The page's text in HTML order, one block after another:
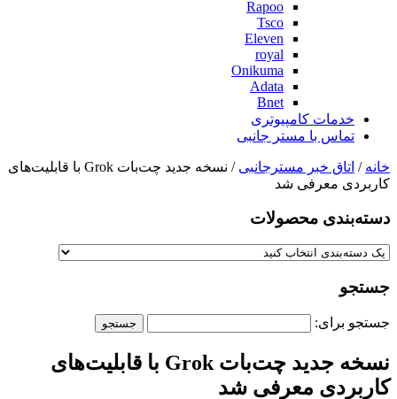
Rapoo
Tsco
Eleven
royal
Onikuma
Adata
Bnet
خدمات کامپیوتری
تماس با مستر جانبی
خانه / اتاق خبر مسترجانبی
/ نسخه جدید چت‌بات Grok با قابلیت‌های
کاربردی معرفی شد
دسته‌بندی‌ محصولات
جستجو
جستجو برای:
نسخه جدید چت‌بات Grok با قابلیت‌های
کاربردی معرفی شد